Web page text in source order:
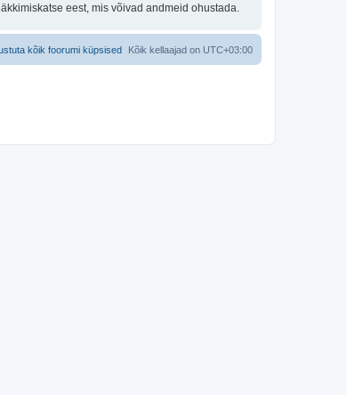
eest, mis võivad andmeid ohustada.
Kõik kellaajad on UTC+03:00
kõik foorumi küpsised